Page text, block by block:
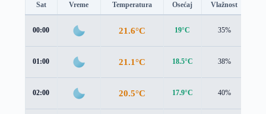
Sat Vreme Temperatura Osećaj Vlažnost
00:00 21.6°C 19°C 35%
01:00 21.1°C 18.5°C 38%
02:00 20.5°C 17.9°C 40%